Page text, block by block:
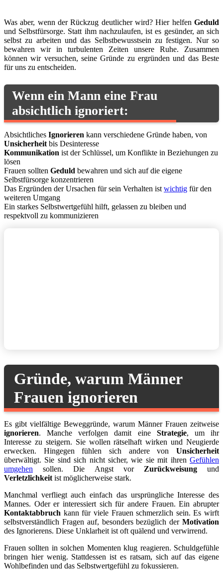
Was aber, wenn der Rückzug deutlicher wird? Hier helfen Geduld
und Selbstfürsorge. Statt ihm nachzulaufen, ist es gesünder, an sich
selbst zu arbeiten und das Selbstbewusstsein zu festigen. Nur so
bewahren wir in turbulenten Zeiten unsere Ruhe. Zusammen
können wir versuchen, seine Gründe zu ergründen und das Beste
für uns zu entscheiden.
Wenn ein Mann eine Frau
absichtlich ignoriert:
Absichtliches Ignorieren kann verschiedene Gründe haben, von
Unsicherheitbis Desinteresse
Kommunikation ist der Schlüssel, um Konflikte in Beziehungen zu
lösen
Frauen sollten Geduld bewahren und sich auf die eigene
Selbstfürsorge konzentrieren
Das Ergründen der Ursachen für sein Verhalten istwichtig für den
weiteren Umgang
Ein starkes Selbstwertgefühl hilft, gelassen zu bleiben und
respektvoll zu kommunizieren
Gründe, warum Männer
Frauen ignorieren
Es gibt vielfältige Beweggründe, warum Männer Frauen zeitweise
ignorieren. Manche verfolgen damit eine Strategie, um ihr
Interesse zu steigern. Sie wollen rätselhaft wirken und Neugierde
erwecken. Hingegen fühlen sich andere von Unsicherheit
überwältigt. Sie sind sich nicht sicher, wie sie mit ihren Gefühlen
umgehen sollen. Die Angst vor Zurückweisungund
Verletzlichkeit ist möglicherweise stark.
Manchmal verfliegt auch einfach das ursprüngliche Interesse des
Mannes. Oder er interessiert sich für andere Frauen. Ein abrupter
Kontaktabbruch kann für viele Frauen schmerzlich sein. Es wirft
selbstverständlich Fragen auf, besonders bezüglich der Motivation
des Ignorierens. Diese Unklarheit ist oft quälend und verwirrend.
Frauen sollten in solchen Momenten klug reagieren. Schuldgefühle
bringen hier wenig. Stattdessen ist es ratsam, sich auf das eigene
Wohlbefinden und das Selbstwertgefühl zu fokussieren.